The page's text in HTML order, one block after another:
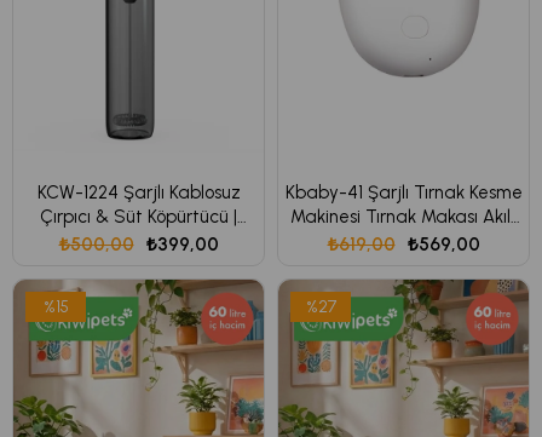
KCW-1224 Şarjlı Kablosuz
Çırpıcı & Süt Köpürtücü |
Paslanmaz Çelik Aparat &
₺399,00
₺500,00
Kbaby-41 Şarjlı Tırnak Kesme
Makinesi Tırnak Makası Akıllı
Manikür Makinesi
₺569,00
₺619,00
%15 %27